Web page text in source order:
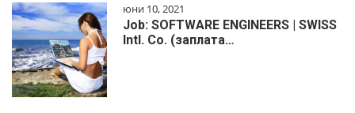
юни 10, 2021
Job: SOFTWARE ENGINEERS | SWISS
Intl. Co. (заплата…